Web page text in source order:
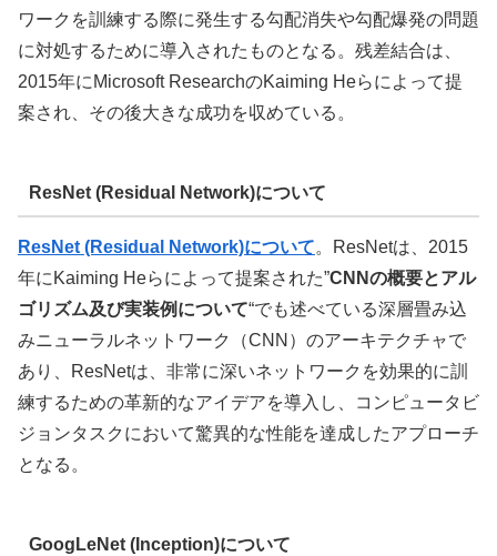
ワークを訓練する際に発生する勾配消失や勾配爆発の問題
に対処するために導入されたものとなる。残差結合は、
2015年にMicrosoft ResearchのKaiming Heらによって提
案され、その後大きな成功を収めている。
ResNet (Residual Network)について
ResNet (Residual Network)について。ResNetは、2015
年にKaiming Heらによって提案された”CNNの概要とアル
ゴリズム及び実装例について“でも述べている深層畳み込
みニューラルネットワーク（CNN）のアーキテクチャで
あり、ResNetは、非常に深いネットワークを効果的に訓
練するための革新的なアイデアを導入し、コンピュータビ
ジョンタスクにおいて驚異的な性能を達成したアプローチ
となる。
GoogLeNet (Inception)について